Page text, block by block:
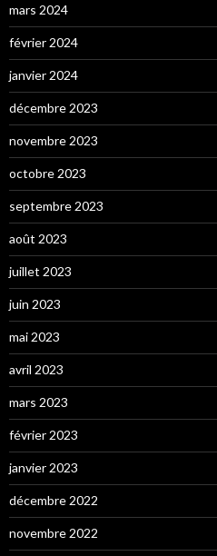
mars 2024
février 2024
janvier 2024
décembre 2023
novembre 2023
octobre 2023
septembre 2023
août 2023
juillet 2023
juin 2023
mai 2023
avril 2023
mars 2023
février 2023
janvier 2023
décembre 2022
novembre 2022